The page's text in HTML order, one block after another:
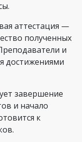
аттестация —
полученных
и
достижениями
завершение
и начало
к